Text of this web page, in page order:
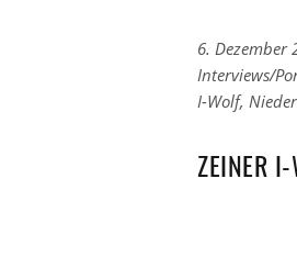
6. Dezember
Links
zu
Kategorien
Interviews/
Links
den
Tags
I-Wolf,
ZEINER